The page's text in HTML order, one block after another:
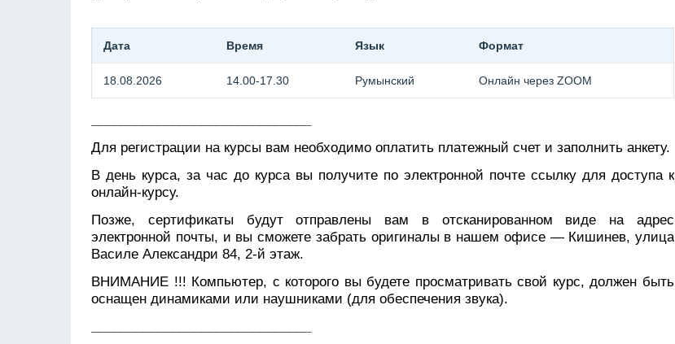
Дата Время Язык Формат
18.08.2026 14.00-17.30 Румынский Онлайн через ZOOM
Для регистрации на курсы вам необходимо оплатить платежный счет и заполнить анкету.
В день курса, за час до курса вы получите по электронной почте ссылку для доступа к
онлайн-курсу.
Позже, сертификаты будут отправлены вам в отсканированном виде на адрес
электронной почты, и вы сможете забрать оригиналы в нашем офисе — Кишинев, улица
Василе Александри 84, 2-й этаж.
ВНИМАНИЕ !!! Компьютер, с которого вы будете просматривать свой курс, должен быть
оснащен динамиками или наушниками (для обеспечения звука).